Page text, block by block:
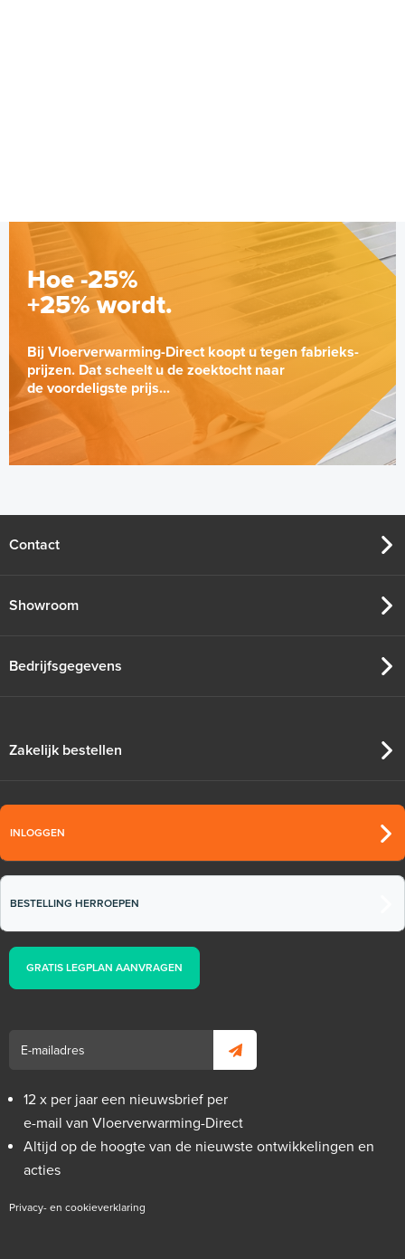
Hoe -25%
+25% wordt.
Bij Vloerverwarming-Direct koopt u tegen fabrieks-
prijzen. Dat scheelt u de zoektocht naar
de voordeligste prijs...
Contact
Showroom
Bedrijfsgegevens
Zakelijk bestellen
INLOGGEN
BESTELLING HERROEPEN
GRATIS LEGPLAN AANVRAGEN
12 x per jaar een nieuwsbrief per
e-mail van Vloerverwarming-Direct
Altijd op de hoogte van de nieuwste ontwikkelingen en
acties
Privacy- en cookieverklaring